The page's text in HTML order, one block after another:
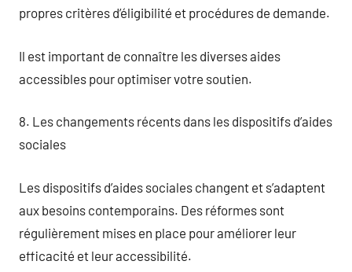
propres critères d’éligibilité et procédures de demande.
Il est important de connaître les diverses aides
accessibles pour optimiser votre soutien.
8. Les changements récents dans les dispositifs d’aides
sociales
Les dispositifs d’aides sociales changent et s’adaptent
aux besoins contemporains. Des réformes sont
régulièrement mises en place pour améliorer leur
efficacité et leur accessibilité.